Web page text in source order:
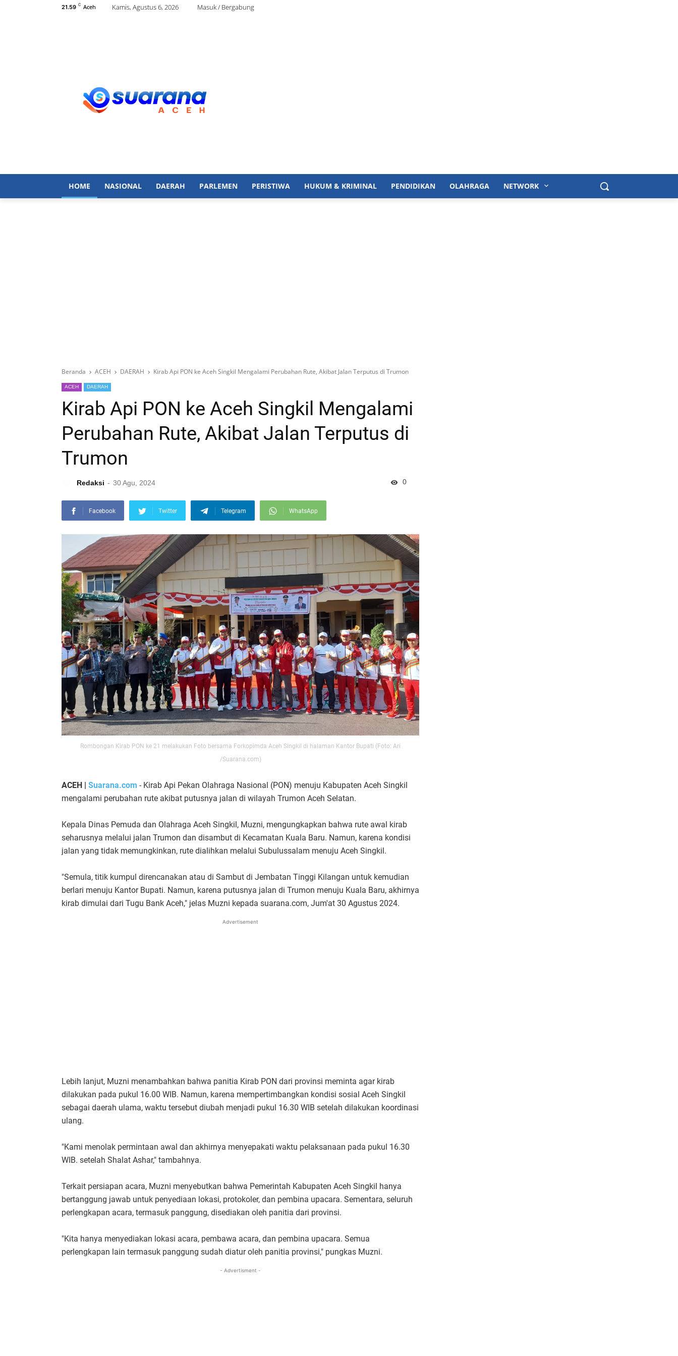
21.59 C Aceh Kamis, Agustus 6, 2026 Masuk / Bergabung
HOME NASIONAL DAERAH PARLEMEN PERISTIWA HUKUM & KRIMINAL PENDIDIKAN OLAHRAGA NETWORK
Beranda ACEH DAERAH Kirab Api PON ke Aceh Singkil Mengalami Perubahan Rute, Akibat Jalan Terputus di Trumon
ACEH DAERAH
Kirab Api PON ke Aceh Singkil Mengalami
Perubahan Rute, Akibat Jalan Terputus di
Trumon
Redaksi 30 Agu, 2024 0
Facebook Twitter Telegram WhatsApp
Rombongan Kirab PON ke 21 melakukan Foto bersama Forkopimda Aceh Singkil di halaman Kantor Bupati (Foto: Ari
/Suarana.com)
ACEH | Suarana.com - Kirab Api Pekan Olahraga Nasional (PON) menuju Kabupaten Aceh Singkil
mengalami perubahan rute akibat putusnya jalan di wilayah Trumon Aceh Selatan.
Kepala Dinas Pemuda dan Olahraga Aceh Singkil, Muzni, mengungkapkan bahwa rute awal kirab
seharusnya melalui jalan Trumon dan disambut di Kecamatan Kuala Baru. Namun, karena kondisi
jalan yang tidak memungkinkan, rute dialihkan melalui Subulussalam menuju Aceh Singkil.
"Semula, titik kumpul direncanakan atau di Sambut di Jembatan Tinggi Kilangan untuk kemudian
berlari menuju Kantor Bupati. Namun, karena putusnya jalan di Trumon menuju Kuala Baru, akhirnya
kirab dimulai dari Tugu Bank Aceh," jelas Muzni kepada suarana.com, Jum'at 30 Agustus 2024.
Advertisement
Lebih lanjut, Muzni menambahkan bahwa panitia Kirab PON dari provinsi meminta agar kirab
dilakukan pada pukul 16.00 WIB. Namun, karena mempertimbangkan kondisi sosial Aceh Singkil
sebagai daerah ulama, waktu tersebut diubah menjadi pukul 16.30 WIB setelah dilakukan koordinasi
ulang.
"Kami menolak permintaan awal dan akhirnya menyepakati waktu pelaksanaan pada pukul 16.30
WIB. setelah Shalat Ashar," tambahnya.
Terkait persiapan acara, Muzni menyebutkan bahwa Pemerintah Kabupaten Aceh Singkil hanya
bertanggung jawab untuk penyediaan lokasi, protokoler, dan pembina upacara. Sementara, seluruh
perlengkapan acara, termasuk panggung, disediakan oleh panitia dari provinsi.
"Kita hanya menyediakan lokasi acara, pembawa acara, dan pembina upacara. Semua
perlengkapan lain termasuk panggung sudah diatur oleh panitia provinsi," pungkas Muzni.
- Advertisment -